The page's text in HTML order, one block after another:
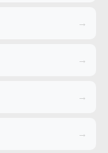
→
→
→
→